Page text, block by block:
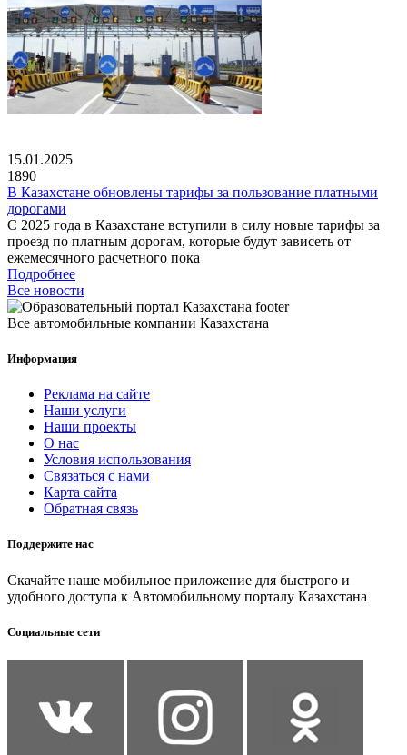
15.01.2025
1890
В Казахстане обновлены тарифы за пользование платными
дорогами
С 2025 года в Казахстане вступили в силу новые тарифы за
проезд по платным дорогам, которые будут зависеть от
ежемесячного расчетного пока
Подробнее
Все новости
Все автомобильные компании Казахстана
Информация
Реклама на сайте
Наши услуги
Наши проекты
О нас
Условия использования
Связаться с нами
Карта сайта
Обратная связь
Поддержите нас
Скачайте наше мобильное приложение для быстрого и
удобного доступа к Автомобильному порталу Казахстана
Социальные сети